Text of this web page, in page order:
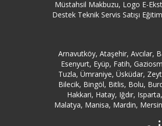
Müstahsil Makbuzu, Logo E-
Destek Teknik Servis Satışı
Arnavutköy, Ataşehir, Avcılar,
Esenyurt, Eyüp, Fatih,
Tuzla, Ümraniye, Üsküdar,
Bilecik, Bingöl, Bitlis, Bolu,
Hakkari, Hatay, Iğdır,
Malatya, Manisa, Mardin,